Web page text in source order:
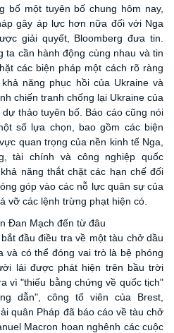
bố một tuyên bố chung hôm nay,
gây áp lực hơn nữa đối với Nga
giải quyết, Bloomberg đưa tin.
ta cần hành động cùng nhau và tin
các biện pháp một cách rõ ràng
năng phục hồi của Ukraine và
chiến tranh chống lại Ukraine của
thảo tuyên bố. Báo cáo cũng nói
số lựa chọn, bao gồm các biện
quan trọng của nền kinh tế Nga,
tài chính và công nghiệp quốc
năng thắt chặt các hạn chế đối
góp vào các nỗ lực quân sự của
vỡ các lệnh trừng phạt hiện có.
Đan Mạch đến từ đâu
đầu điều tra về một tàu chở dầu
và có thể đóng vai trò là bệ phóng
lái được phát hiện trên bầu trời
vì "thiếu bằng chứng về quốc tịch"
dẫn", công tố viên của Brest,
quân Pháp đã báo cáo về tàu chở
Macron hoan nghênh các cuộc